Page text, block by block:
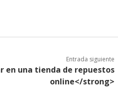
Entrada siguiente
en una tienda de repuestos
online</strong>